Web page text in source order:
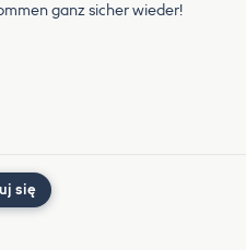
ganz sicher wieder!
się